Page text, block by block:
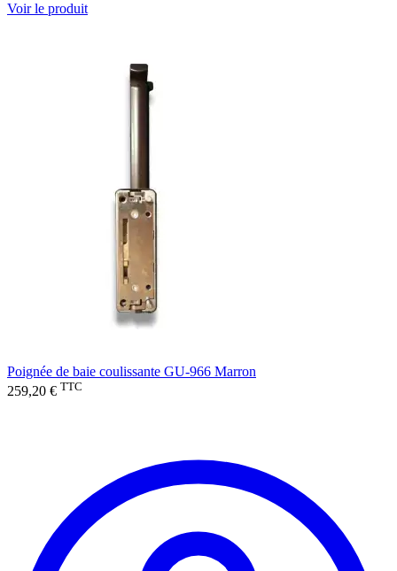
Voir le produit
Poignée de baie coulissante GU-966 Marron
259,20 € TTC